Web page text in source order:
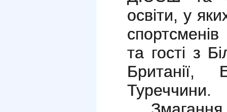
освіти, у
спортсменів
та гості з
Британії,
Туреччини.